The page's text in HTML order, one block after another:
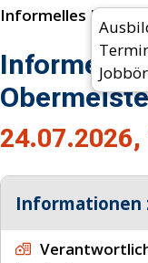
Informelles
Informelles
24.07.2026,
Informationen